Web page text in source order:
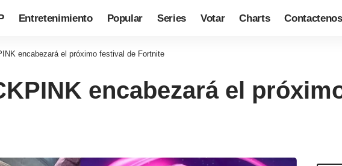
Entretenimiento Popular Series Votar Charts Contactenos
encabezará el próximo festival de Fortnite
encabezará el